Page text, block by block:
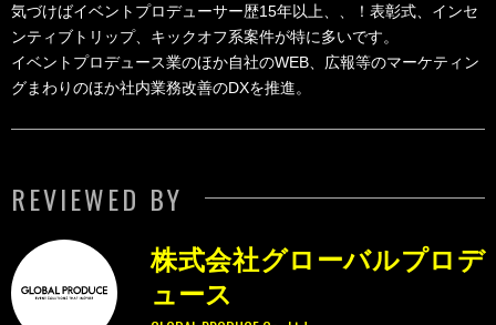
気づけばイベントプロデューサー歴15年以上、、！表彰式、インセ
ンティブトリップ、キックオフ系案件が特に多いです。
イベントプロデュース業のほか自社のWEB、広報等のマーケティン
グまわりのほか社内業務改善のDXを推進。
REVIEWED BY
株式会社グローバルプロデ
ュース